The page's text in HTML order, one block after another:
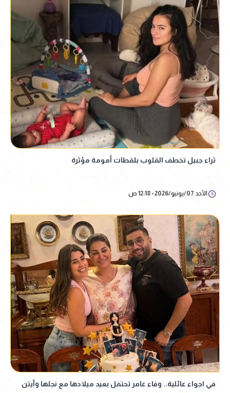
ثراء جبيل تخطف القلوب بلقطات أمومة مؤثرة
الأحد 07/يونيو/2026 - 12:18 ص
في اجواء عائلية.. وفاء عامر تحتفل بعيد ميلادها مع نجلها وآيتن